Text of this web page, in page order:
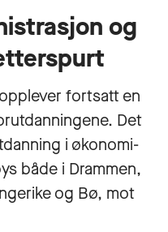
og
fortsatt en
Det
i økonomi-
både i Drammen,
og Bø, mot